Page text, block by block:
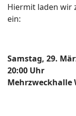
Hiermit laden wir
ein:
Samstag, 29.
20:00 Uhr
Mehrzweckhalle